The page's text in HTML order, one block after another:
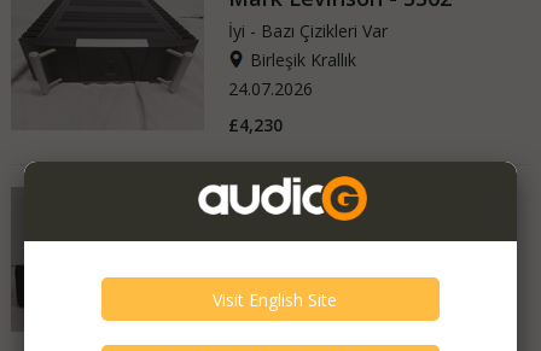
İyi - Bazı Çizikleri Var
Birleşik Krallık
24.07.2026
£4,230
Musical Fidelity - A5CR
22.07.2026
£700